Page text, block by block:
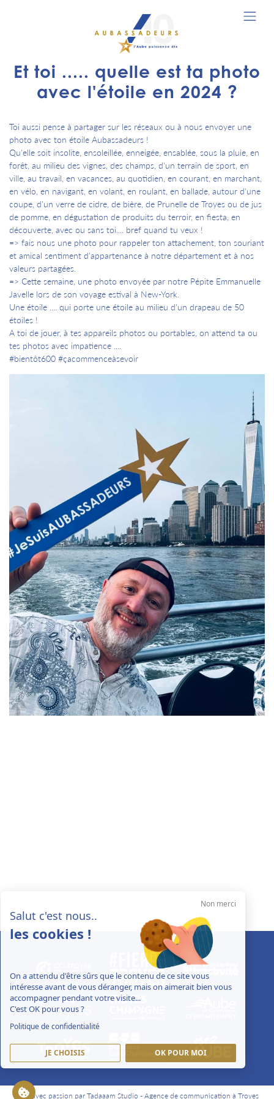
Et toi ..... quelle est ta photo
avec l'étoile en 2024 ?
Toi aussi pense à partager sur les réseaux ou à nous envoyer une
photo avec ton étoile Aubassadeurs !
Qu'elle soit insolite, ensoleillée, enneigée, ensablée, sous la pluie, en
forêt, au milieu des vignes, des champs, d'un terrain de sport, en
ville, au travail, en vacances, au quotidien, en courant, en marchant,
en vélo, en navigant, en volant, en roulant, en ballade, autour d'une
coupe, d'un verre de cidre, de bière, de Prunelle de Troyes ou de jus
de pomme, en dégustation de produits du terroir, en fiesta, en
découverte, avec ou sans toi.... bref quand tu veux !
=> fais nous une photo pour rappeler ton attachement, ton souriant
et amical sentiment d'appartenance à notre département et à nos
valeurs partagées.
=> Cette semaine, une photo envoyée par notre Pépite Emmanuelle
Javelle lors de son voyage estival à New-York.
Une étoile .... qui porte une étoile au milieu d'un drapeau de 50
étoiles !
A toi de jouer, à tes appareils photos ou portables, on attend ta ou
tes photos avec impatience ....
#bientôt600 #çacommenceàsevoir
Créé avec passion par Tadaaam Studio -Agence de communication à Troyes
Non merci
Salut c'est nous..
les cookies !
On a attendu d'être sûrs que le contenu de ce site vous
intéresse avant de vous déranger, mais on aimerait bien vous
accompagner pendant votre visite...
C'est OK pour vous ?
Politique de confidentialité
JE CHOISIS OK POUR MOI